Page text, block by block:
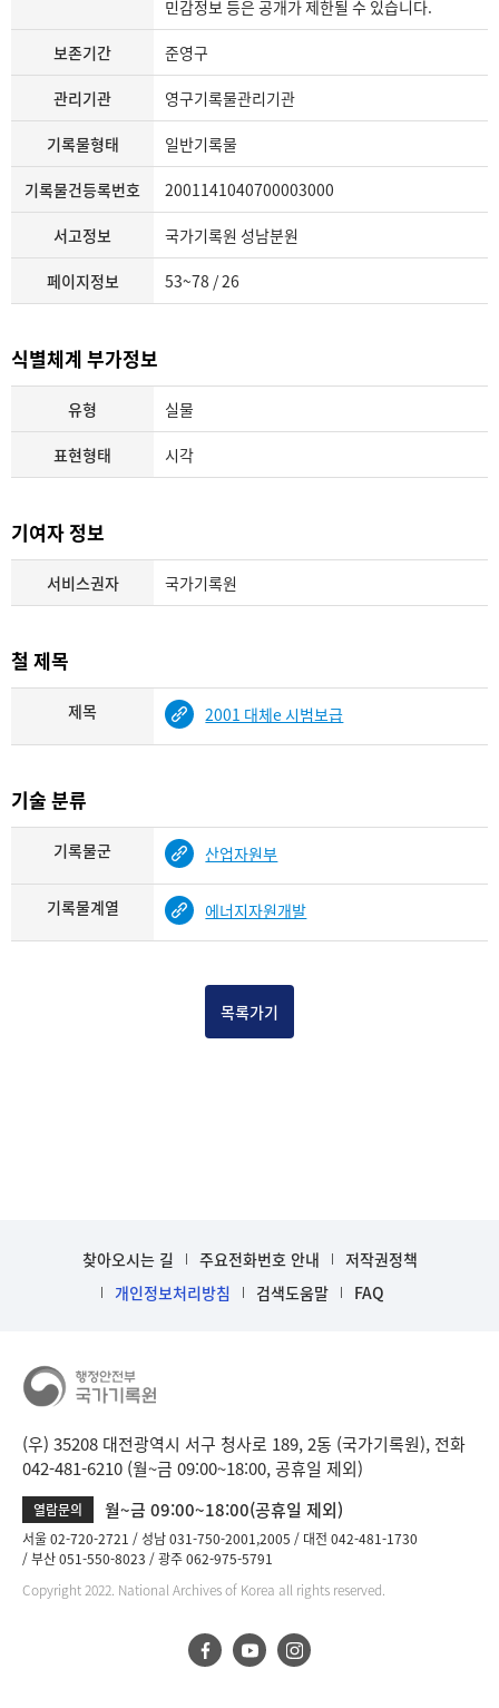
민감정보 등은 공개가 제한될 수 있습니다.
보존기간 준영구
관리기관 영구기록물관리기관
기록물형태 일반기록물
기록물건등록번호 2001141040700003000
서고정보 국가기록원 성남분원
페이지정보 53~78 / 26
식별체계 부가정보
유형 실물
표현형태 시각
기여자 정보
서비스권자 국가기록원
철 제목
제목 2001 대체e 시범보급
기술 분류
기록물군 산업자원부
기록물계열 에너지자원개발
목록가기
찾아오시는 길 주요전화번호 안내
저작권정책
개인정보처리방침
검색도움말 FAQ
(우) 35208 대전광역시 서구 청사로 189, 2동 (국가기록원), 전화
042-481-6210 (월~금 09:00~18:00, 공휴일 제외)
열람문의 월~금 09:00~18:00(공휴일 제외)
서울 02-720-2721 성남 031-750-2001,2005
대전 042-481-1730
부산 051-550-8023
광주 062-975-5791
Copyright 2022. National Archives of Korea all rights reserved.